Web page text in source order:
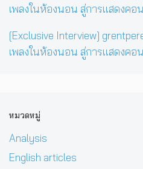
[Exclusive Interview]
เพลงในห้องนอน สู่การแสดงค
หมวดหมู่
Analysis
English articles